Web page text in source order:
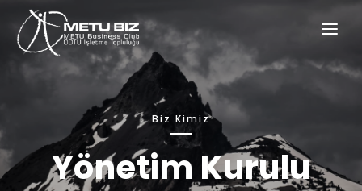
BIZ KIMIZ
KOMITELERIMIZ
ETKINLIKLERIMIZ
GALERI
Biz Kimiz
Yönetim Kurulu